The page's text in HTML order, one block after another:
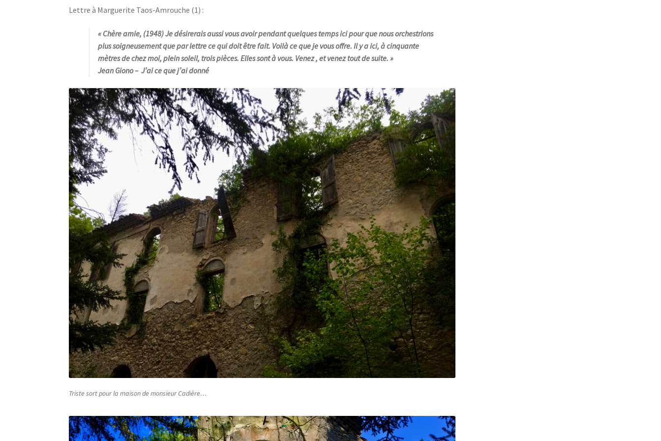
Lettre à Marguerite Taos-Amrouche (1) :
« Chère amie, (1948) Je désirerais aussi vous avoir pendant quelques temps ici pour que nous orchestrions
plus soigneusement que par lettre ce qui doit être fait. Voilà ce que je vous offre. Il y a ici, à cinquante
mètres de chez moi, plein soleil, trois pièces. Elles sont à vous. Venez , et venez tout de suite. »
Jean Giono– J’ai ce que j’ai donné
Triste sort pour la maison de monsieur Cadière…